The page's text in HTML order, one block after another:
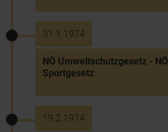
31.1.1974
NÖ Umweltschutzgesetz - NÖ
Sportgesetz
19.2.1974